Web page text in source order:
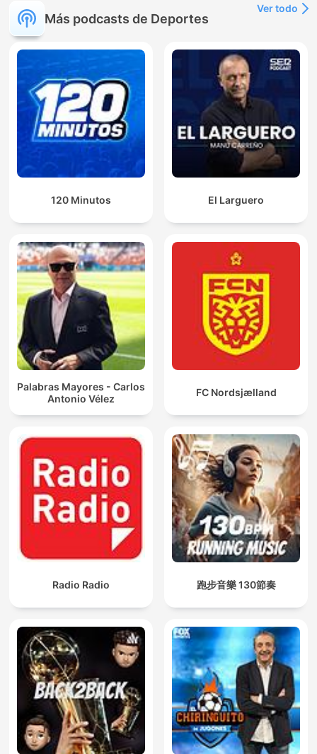
Más podcasts de Deportes
Ver todo
120 Minutos El Larguero
Palabras Mayores - Carlos
Antonio Vélez
FC Nordsjælland
Radio Radio 跑步音樂 130節奏